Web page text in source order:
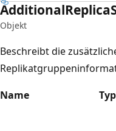
AdditionalReplica
Objekt
Beschreibt die
Name
Typ